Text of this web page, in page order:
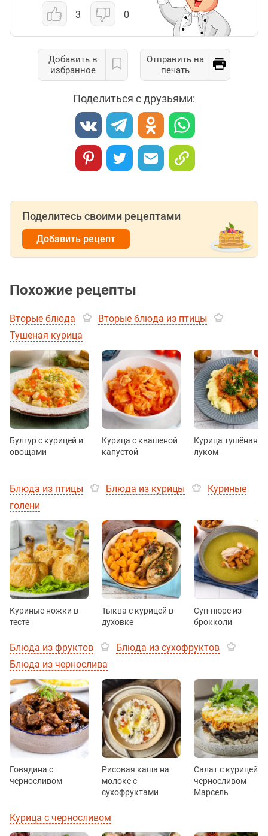
3 0
Добавить в
избранное
Отправить на
печать
Поделиться с друзьями:
Поделитесь своими рецептами
Добавить рецепт
Похожие рецепты
Вторые блюда
Вторые блюда из птицы
Тушеная курица
Булгур с курицей и
овощами
Курица с квашеной
капустой
Курица тушёная с
луком
Блюда из птицы Блюда из курицы
Куриные
голени
Куриные ножки в
тесте
Тыква с курицей в
духовке
Суп-пюре из
брокколи
Блюда из фруктов
Блюда из сухофруктов
Блюда из чернослива
Говядина с
черносливом
Рисовая каша на
молоке с
сухофруктами
Салат с курицей и
черносливом
Марсель
Курица с черносливом